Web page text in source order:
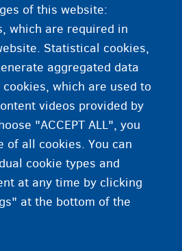
(Bruksel)
(Antwerp)
(Liège)
of this website:
which are required in
Statistical cookies,
aggregated data
which are used to
videos provided by
"ACCEPT ALL", you
of all cookies. You can
cookie types and
at any time by clicking
at the bottom of the